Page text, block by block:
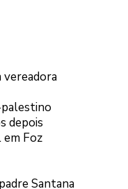
vereadora
depois
Foz
Santana